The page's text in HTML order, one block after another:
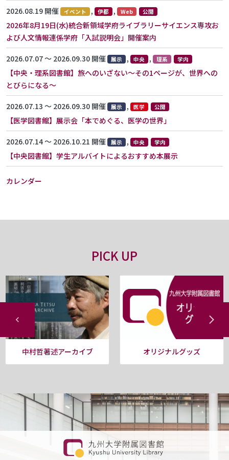
2026.08.19 開催 イベント , 伊都 , Web 公開
2026年8月19日(水)統合新領域学府ライブラリーサイエンス専攻お
よび人文情報連係学府「入試説明会」開催案内
2026.07.07 〜 2026.09.30 開催 展示 , 中央 , 理系 学内
【中央・理系図書館】旅へのいざない～その1ページが、世界への
とびらになる～
2026.07.13 〜 2026.09.30 開催 展示 , 医学 公開
【医学図書館】展示会「本でめぐる、医学の世界」
2026.07.14 〜 2026.10.21 開催 展示 , 中央 学内
【中央図書館】学生アルバイトによるおすすめ本展示
カレンダー
PICK UP
中村哲著述アーカイブ オリジナルグッズ